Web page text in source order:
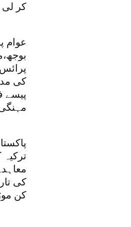
کر لی
عوام
پیسے
ترکیہ
کی
کن